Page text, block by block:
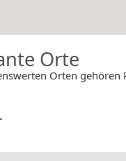
Orte
Orten gehören